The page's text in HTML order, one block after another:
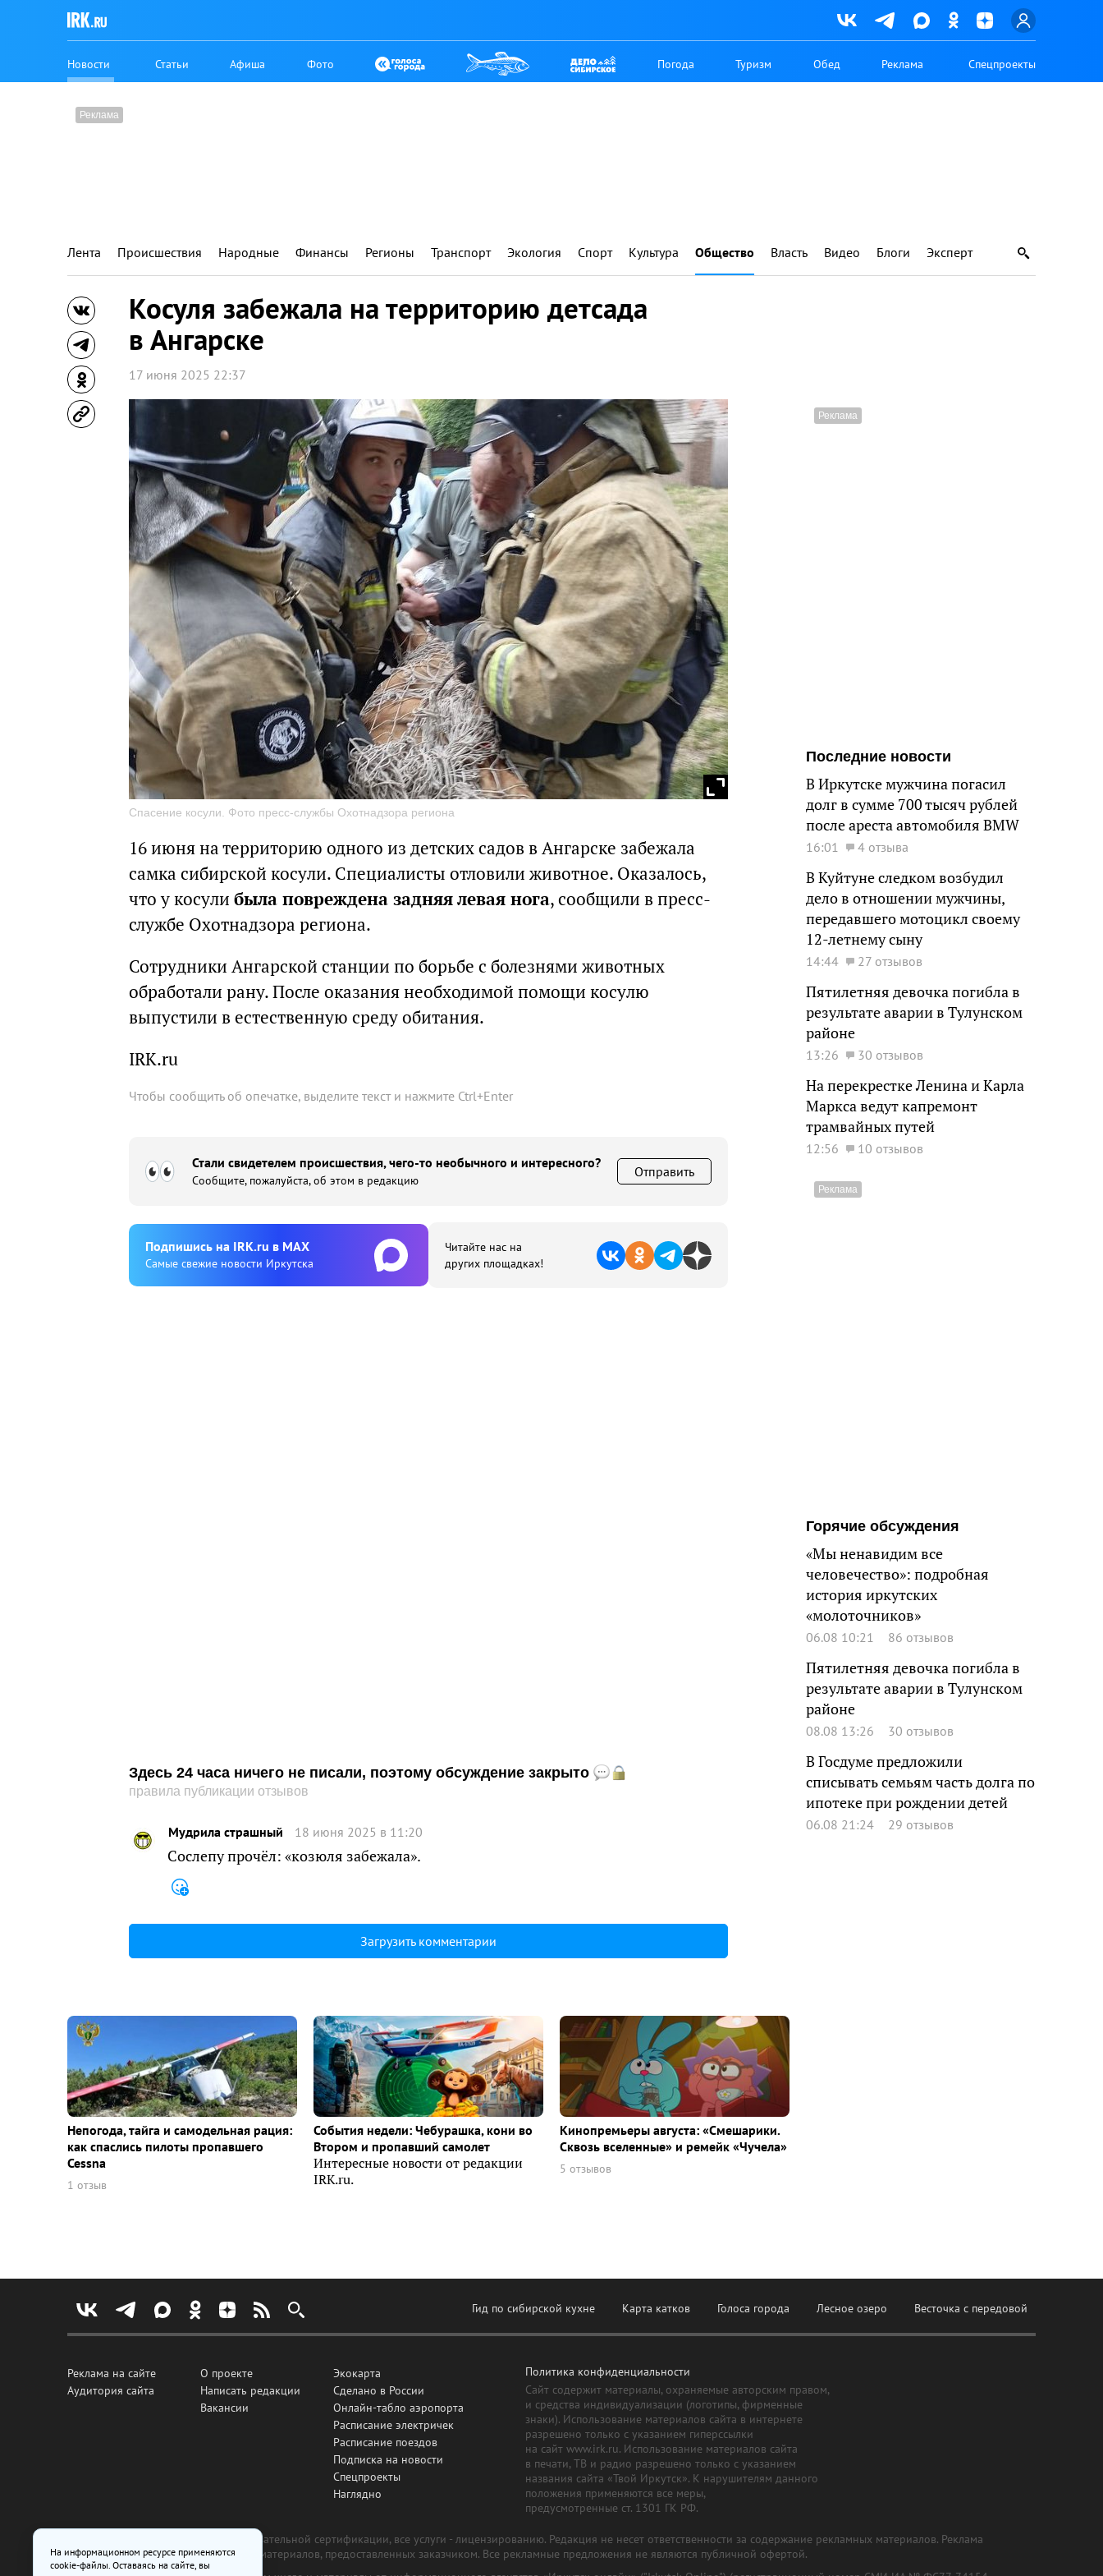
Новости Статьи Афиша Фото Погода Туризм Обед Реклама Спецпроекты
Лента Происшествия Народные Финансы Регионы Транспорт Экология Спорт Культура Общество Власть Видео Блоги Эксперт
Косуля забежала на территорию детсада
в Ангарске
17 июня 2025 22:37
Спасение косули. Фото пресс-службы Охотнадзора региона
16 июня на территорию одного из детских садов в Ангарске забежала
самка сибирской косули. Специалисты отловили животное. Оказалось,
что у косули была повреждена задняя левая нога, сообщили в пресс-
службе Охотнадзора региона.
Сотрудники Ангарской станции по борьбе с болезнями животных
обработали рану. После оказания необходимой помощи косулю
выпустили в естественную среду обитания.
IRK.ru
Чтобы сообщить об опечатке, выделите текст и нажмите Ctrl+Enter
Стали свидетелем происшествия, чего-то необычного и интересного?
Сообщите, пожалуйста, об этом в редакцию
Отправить
Подпишиcь на IRK.ru в MAX
Cамые свежие новости Иркутска
Читайте нас на
других площадках!
Здесь 24 часа ничего не писали, поэтому обсуждение закрыто
правила публикации отзывов
Мудрила страшный 18 июня 2025 в 11:20
Сослепу прочёл: «козюля забежала».
Загрузить комментарии
Последние новости
В Иркутске мужчина погасил
долг в сумме 700 тысяч рублей
после ареста автомобиля BMW
16:01 4 отзыва
В Куйтуне следком возбудил
дело в отношении мужчины,
передавшего мотоцикл своему
12-летнему сыну
14:44 27 отзывов
Пятилетняя девочка погибла в
результате аварии в Тулунском
районе
13:26 30 отзывов
На перекрестке Ленина и Карла
Маркса ведут капремонт
трамвайных путей
12:56 10 отзывов
Горячие обсуждения
«Мы ненавидим все
человечество»: подробная
история иркутских
«молоточников»
06.08 10:21 86 отзывов
Пятилетняя девочка погибла в
результате аварии в Тулунском
районе
08.08 13:26 30 отзывов
В Госдуме предложили
списывать семьям часть долга по
ипотеке при рождении детей
06.08 21:24 29 отзывов
Непогода, тайга и самодельная рация:
как спаслись пилоты пропавшего
Cessna
1 отзыв
События недели: Чебурашка, кони во
Втором и пропавший самолет
Интересные новости от редакции
IRK.ru.
Кинопремьеры августа: «Смешарики.
Сквозь вселенные» и ремейк «Чучела»
5 отзывов
Гид по сибирской кухне Карта катков Голоса города Лесное озеро Весточка с передовой
Реклама на сайте
Аудитория сайта
О проекте
Написать редакции
Вакансии
Экокарта
Сделано в России
Онлайн-табло аэропорта
Расписание электричек
Расписание поездов
Подписка на новости
Спецпроекты
Наглядно
Политика конфиденциальности
Сайт содержит материалы, охраняемые авторским правом,
и средства индивидуализации (логотипы, фирменные
знаки). Использование материалов сайта в интернете
разрешено только с указанием гиперссылки
на сайт www.irk.ru. Использование материалов сайта
в печати, ТВ и радио разрешено только с указанием
названия сайта «Твой Иркутск». К нарушителям данного
положения применяются все меры,
предусмотренные ст. 1301 ГК РФ.
Все рекламные товары подлежат обязательной сертификации, все услуги - лицензированию. Редакция не несет ответственности за содержание рекламных материалов. Реклама
изготовлена и размещена на основе материалов, предоставленных заказчиком. Все рекламные предложения не являются публичной офертой.
На информационном ресурсе применяются
cookie-файлы. Оставаясь на сайте, вы